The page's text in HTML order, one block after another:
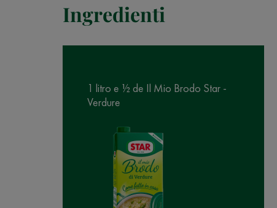
Ingredienti
1 litro e ½ de Il Mio Brodo Star -
Verdure